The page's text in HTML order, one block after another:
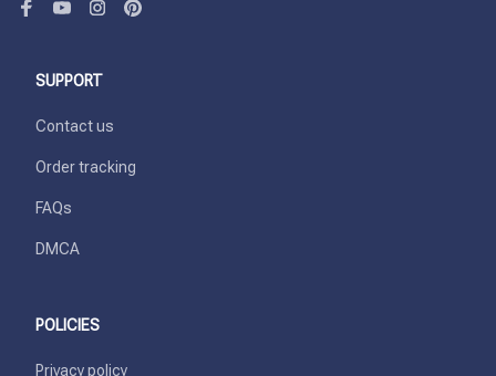
SUPPORT
Contact us
Order tracking
FAQs
DMCA
POLICIES
Privacy policy